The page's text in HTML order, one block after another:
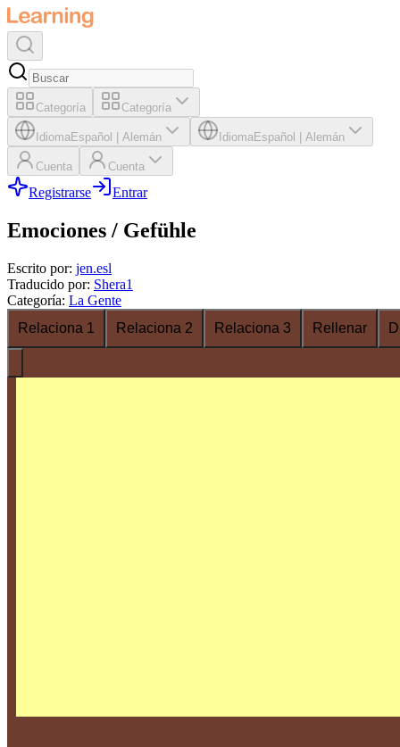
Categoría Categoría
IdiomaEspañol Alemán IdiomaEspañol Alemán
Cuenta Cuenta
Registrarse Entrar
Emociones / Gefühle
Escrito por: jen.esl
Traducido por: Shera1
Categoría: La Gente
Relaciona 1
Relaciona 2 Relaciona 3 Rellenar